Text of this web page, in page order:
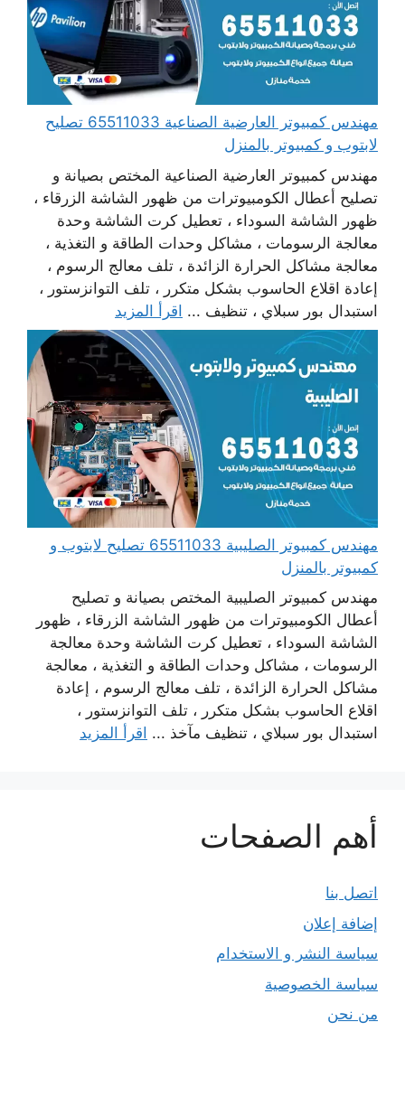
مهندس كمبيوتر العارضية الصناعية 65511033 تصليح
لابتوب و كمبيوتر بالمنزل
مهندس كمبيوتر العارضية الصناعية المختص بصيانة و
تصليح أعطال الكومبيوترات من ظهور الشاشة الزرقاء ،
ظهور الشاشة السوداء ، تعطيل كرت الشاشة وحدة
معالجة الرسومات ، مشاكل وحدات الطاقة و التغذية ،
معالجة مشاكل الحرارة الزائدة ، تلف معالج الرسوم ،
إعادة اقلاع الحاسوب بشكل متكرر ، تلف التوانزستور ،
استبدال بور سبلاي ، تنظيف ... اقرأ المزيد
مهندس كمبيوتر الصليبية 65511033 تصليح لابتوب و
كمبيوتر بالمنزل
مهندس كمبيوتر الصليبية المختص بصيانة و تصليح
أعطال الكومبيوترات من ظهور الشاشة الزرقاء ، ظهور
الشاشة السوداء ، تعطيل كرت الشاشة وحدة معالجة
الرسومات ، مشاكل وحدات الطاقة و التغذية ، معالجة
مشاكل الحرارة الزائدة ، تلف معالج الرسوم ، إعادة
اقلاع الحاسوب بشكل متكرر ، تلف التوانزستور ،
استبدال بور سبلاي ، تنظيف مآخذ ... اقرأ المزيد
أهم الصفحات
اتصل بنا
إضافة إعلان
سياسة النشر و الاستخدام
سياسة الخصوصية
من نحن